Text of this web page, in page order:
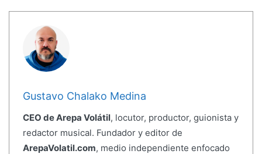
Gustavo Chalako Medina
CEO de Arepa Volátil, locutor, productor, guionista y
redactor musical. Fundador y editor de
ArepaVolatil.com, medio independiente enfocado